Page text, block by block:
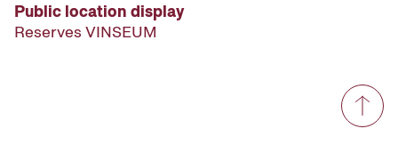
Public location display
Reserves VINSEUM